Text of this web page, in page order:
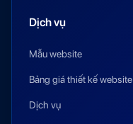
Dịch vụ
Mẫu website
Bảng giá thiết kế website
Dịch vụ